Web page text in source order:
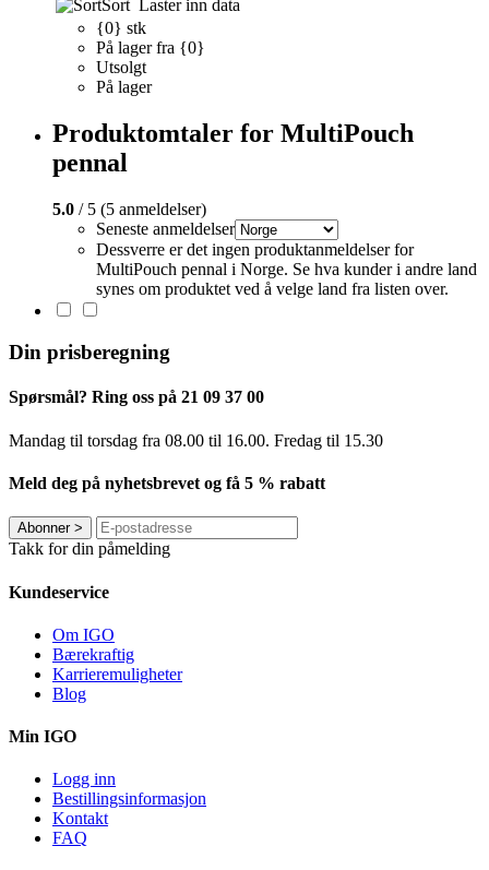
Sort Laster inn data
{0} stk
På lager fra {0}
Utsolgt
På lager
Produktomtaler for MultiPouch
pennal
5.0 / 5 (5 anmeldelser)
Seneste anmeldelser
Dessverre er det ingen produktanmeldelser for
MultiPouch pennal i Norge. Se hva kunder i andre land
synes om produktet ved å velge land fra listen over.
Din prisberegning
Spørsmål? Ring oss på 21 09 37 00
Mandag til torsdag ​​fra 08.00 til 16.00. Fredag til 15.30
Meld deg på nyhetsbrevet og få 5 % rabatt
Abonner>
Takk for din påmelding
Kundeservice
Om IGO
Bærekraftig
Karrieremuligheter
Blog
Min IGO
Logg inn
Bestillingsinformasjon
Kontakt
FAQ